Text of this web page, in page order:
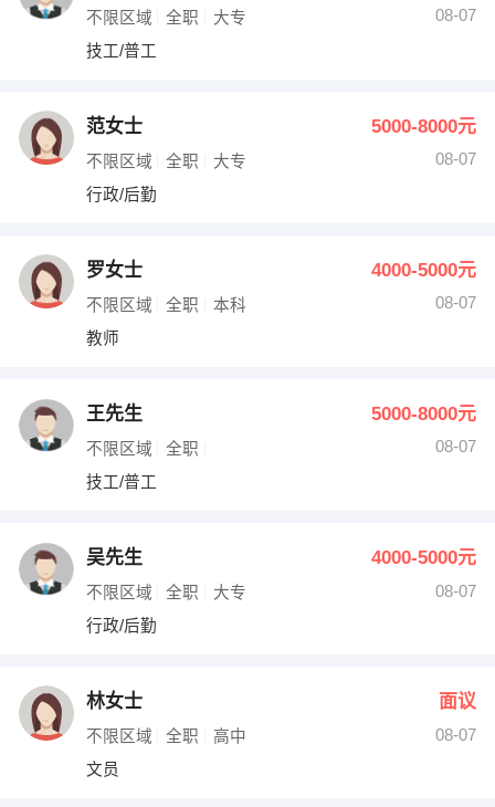
不限区域 全职 大专
08-07
技工/普工
范女士 5000-8000元
不限区域 全职 大专
08-07
行政/后勤
罗女士 4000-5000元
不限区域 全职 本科
08-07
教师
王先生 5000-8000元
不限区域 全职
08-07
技工/普工
吴先生 4000-5000元
不限区域 全职 大专
08-07
行政/后勤
林女士 面议
不限区域 全职 高中
08-07
文员